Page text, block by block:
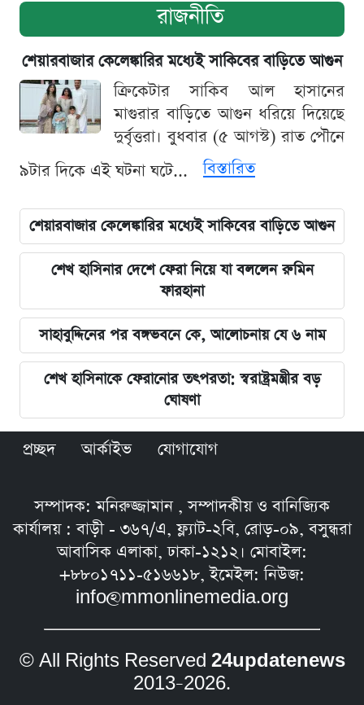
রাজনীতি
শেয়ারবাজার কেলেঙ্কারির মধ্যেই সাকিবের বাড়িতে আগুন
ক্রিকেটার সাকিব আল হাসানের
মাগুরার বাড়িতে আগুন ধরিয়ে দিয়েছে
দুর্বৃত্তরা। বুধবার (৫ আগস্ট) রাত পৌনে
৯টার দিকে এই ঘটনা ঘটে...
বিস্তারিত
শেয়ারবাজার কেলেঙ্কারির মধ্যেই সাকিবের বাড়িতে আগুন
শেখ হাসিনার দেশে ফেরা নিয়ে যা বললেন রুমিন
ফারহানা
সাহাবুদ্দিনের পর বঙ্গভবনে কে, আলোচনায় যে ৬ নাম
শেখ হাসিনাকে ফেরানোর তৎপরতা: স্বরাষ্ট্রমন্ত্রীর বড়
ঘোষণা
প্রচ্ছদ আর্কাইভ যোগাযোগ
সম্পাদক: মনিরুজ্জামান , সম্পাদকীয় ও বানিজ্যিক
কার্যালয় : বাড়ী - ৩৬৭/এ, ফ্ল্যাট-২বি, রোড়-০৯, বসুন্ধরা
আবাসিক এলাকা, ঢাকা-১২১২। মোবাইল:
+৮৮০১৭১১-৫১৬৬১৮, ইমেইল: নিউজ:
info@mmonlinemedia.org
© All Rights Reserved 24updatenews
2013–2026.